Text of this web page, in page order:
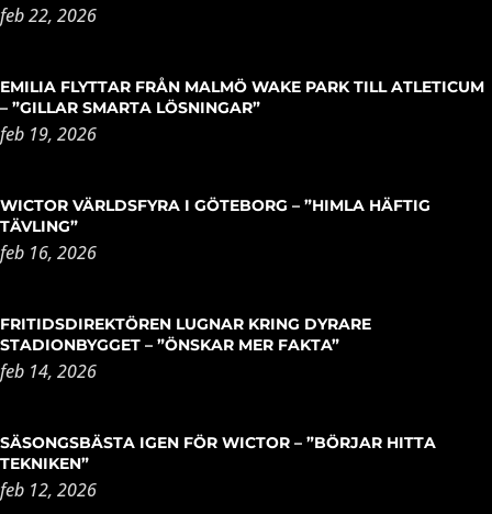
feb 22, 2026
EMILIA FLYTTAR FRÅN MALMÖ WAKE PARK TILL ATLETICUM
– ”GILLAR SMARTA LÖSNINGAR”
feb 19, 2026
WICTOR VÄRLDSFYRA I GÖTEBORG – ”HIMLA HÄFTIG
TÄVLING”
feb 16, 2026
FRITIDSDIREKTÖREN LUGNAR KRING DYRARE
STADIONBYGGET – ”ÖNSKAR MER FAKTA”
feb 14, 2026
SÄSONGSBÄSTA IGEN FÖR WICTOR – ”BÖRJAR HITTA
TEKNIKEN”
feb 12, 2026